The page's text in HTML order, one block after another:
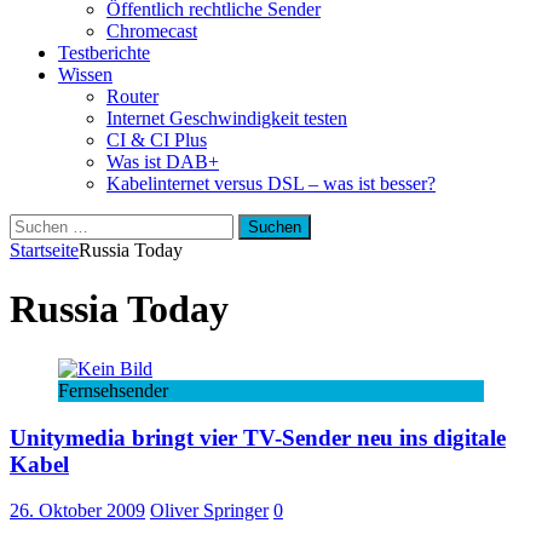
Öffentlich rechtliche Sender
Chromecast
Testberichte
Wissen
Router
Internet Geschwindigkeit testen
CI & CI Plus
Was ist DAB+
Kabelinternet versus DSL – was ist besser?
Suchen
nach:
StartseiteRussia Today
Russia Today
Fernsehsender
Unitymedia bringt vier TV-Sender neu ins digitale
Kabel
26. Oktober 2009 Oliver Springer 0